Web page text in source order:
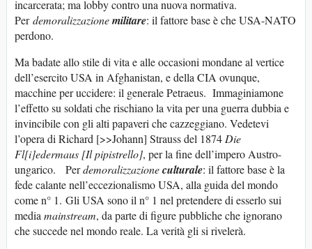
incarcerata; ma lobby contro una nuova normativa.
Perdemoralizzazionemilitare: il fattore base è che USA-NATO
perdono.
Ma badate allo stile di vita e alle occasioni mondane al vertice
dell’esercito USA in Afghanistan, e della CIA ovunque,
macchine per uccidere: il generale Petraeus. Immaginiamone
l’effetto su soldati che rischiano la vita per una guerra dubbia e
invincibile con gli alti papaveri che cazzeggiano. Vedetevi
l’opera di Richard [>>Johann] Strauss del 1874Die
Fl[i]edermaus [Il pipistrello], per la fine dell’impero Austro-
ungarico. Perdemoralizzazioneculturale: il fattore base è la
fede calante nell’eccezionalismo USA, alla guida del mondo
come n° 1. Gli USA sono il n° 1 nel pretendere di esserlo sui
mediamainstream, da parte di figure pubbliche che ignorano
che succede nel mondo reale. La verità gli si rivelerà.